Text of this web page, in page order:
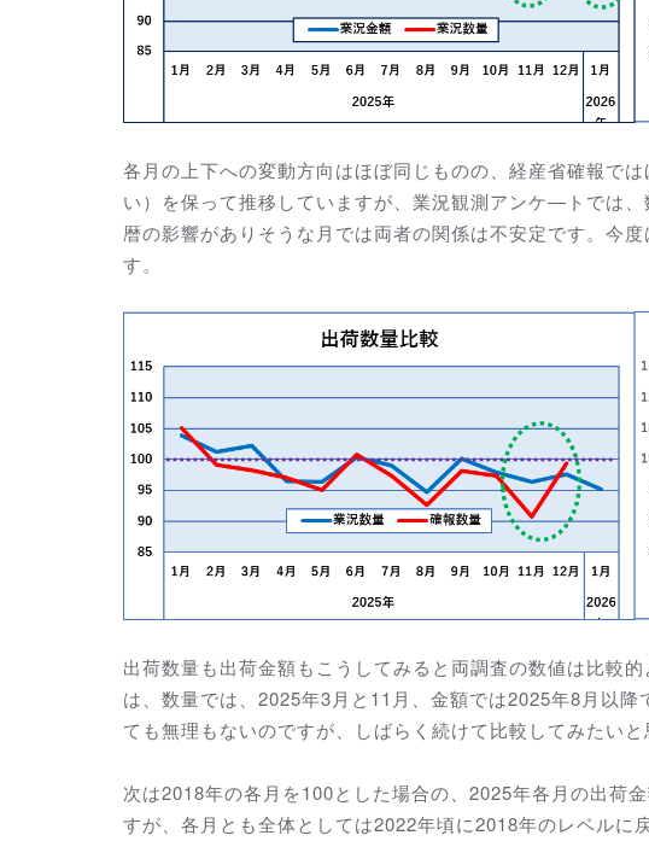
各月の上下への変動方向はほぼ同じものの、経産省確報で
い）を保って推移していますが、業況観測アンケ―トでは
暦の影響がありそうな月では両者の関係は不安定です。今
す。
出荷数量も出荷金額もこうしてみると両調査の数値は比較
は、数量では、2025年3月と11月、金額では2025年8月以降
ても無理もないのですが、
しばらく続けて比較してみたいと
次は2018年の各月を100とした場合の、2025年各月の出荷
すが、各月とも全体としては2022年頃に2018年のレベルに